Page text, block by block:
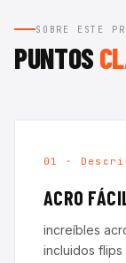
SOBRE ESTE
PUNTOS
01 ·
ACRO
increíbles
incluidos